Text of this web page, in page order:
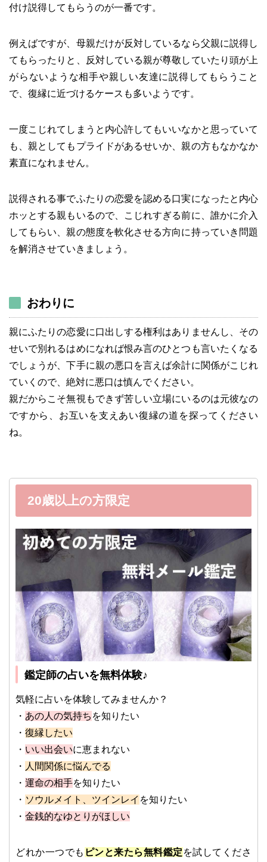
付け説得してもらうのが一番です。
例えばですが、母親だけが反対しているなら父親に説得し
てもらったりと、反対している親が尊敬していたり頭が上
がらないような相手や親しい友達に説得してもらうこと
で、復縁に近づけるケースも多いようです。
一度こじれてしまうと内心許してもいいなかと思っていて
も、親としてもプライドがあるせいか、親の方もなかなか
素直になれません。
説得される事でふたりの恋愛を認める口実になったと内心
ホッとする親もいるので、こじれすぎる前に、誰かに介入
してもらい、親の態度を軟化させる方向に持っていき問題
を解消させていきましょう。
おわりに
親にふたりの恋愛に口出しする権利はありませんし、その
せいで別れるはめになれば恨み言のひとつも言いたくなる
でしょうが、下手に親の悪口を言えば余計に関係がこじれ
ていくので、絶対に悪口は慎んでください。
親だからこそ無視もできず苦しい立場にいるのは元彼なの
ですから、お互いを支えあい復縁の道を探ってください
ね。
20歳以上の方限定
鑑定師の占いを無料体験♪
気軽に占いを体験してみませんか？
・ あの人の気持ち を知りたい
・ 復縁したい
・ いい出会いに恵まれない
・ 人間関係に悩んでる
・ 運命の相手を知りたい
・ ソウルメイト、ツインレイ を知りたい
・ 金銭的なゆとりがほしい
どれか一つでも ピンと来たら無料鑑定 を試してくださ